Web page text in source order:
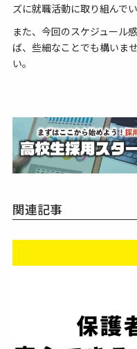
ズに就職活動に取り組んで
また、今回のスケジュール
ば、些細なことでも構いま
い。
関連記事